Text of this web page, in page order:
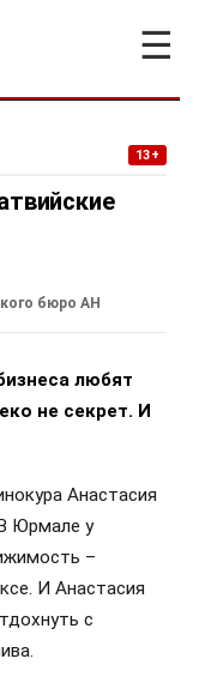
☰
13+
бюро АН
любят
не секрет. И
Анастасия
Юрмале у
–
И Анастасия
с